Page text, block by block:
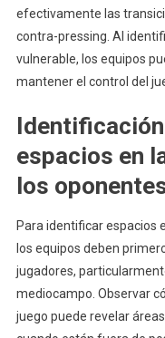
efectivamente las
contra-pressing. Al
vulnerable, los equipos
mantener el control del
espacios en
los
Para identificar espacios
los equipos deben
jugadores,
mediocampo. Observar
juego puede revelar